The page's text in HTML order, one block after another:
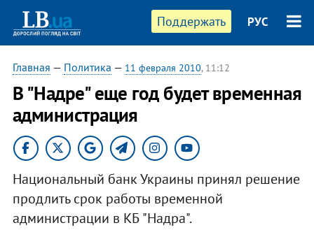
Поддержать РУС
Главная — Политика — 11 февраля 2010, 11:12
В "Надре" еще год будет временная
администрация
Национальный банк Украины принял решение
продлить срок работы временной
администрации в КБ "Надра".